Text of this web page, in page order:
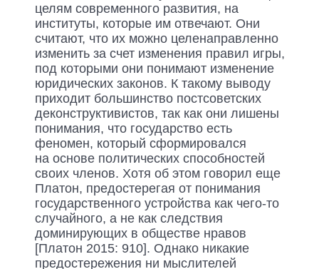
целям современного развития, на
институты, которые им отвечают. Они
считают, что их можно целенаправленно
изменить за счет изменения правил игры,
под которыми они понимают изменение
юридических законов. К такому выводу
приходит большинство постсоветских
деконструктивистов, так как они лишены
понимания, что государство есть
феномен, который сформировался
на основе политических способностей
своих членов. Хотя об этом говорил еще
Платон, предостерегая от понимания
государственного устройства как чего-то
случайного, а не как следствия
доминирующих в обществе нравов
[Платон 2015: 910]. Однако никакие
предостережения ни мыслителей